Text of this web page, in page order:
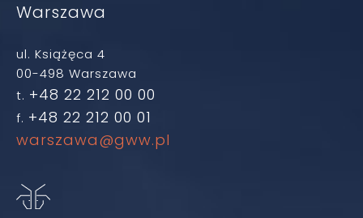
Warszawa
ul. Książęca 4
00-498 Warszawa
t. +48 22 212 00 00
f. +48 22 212 00 01
warszawa@gww.pl